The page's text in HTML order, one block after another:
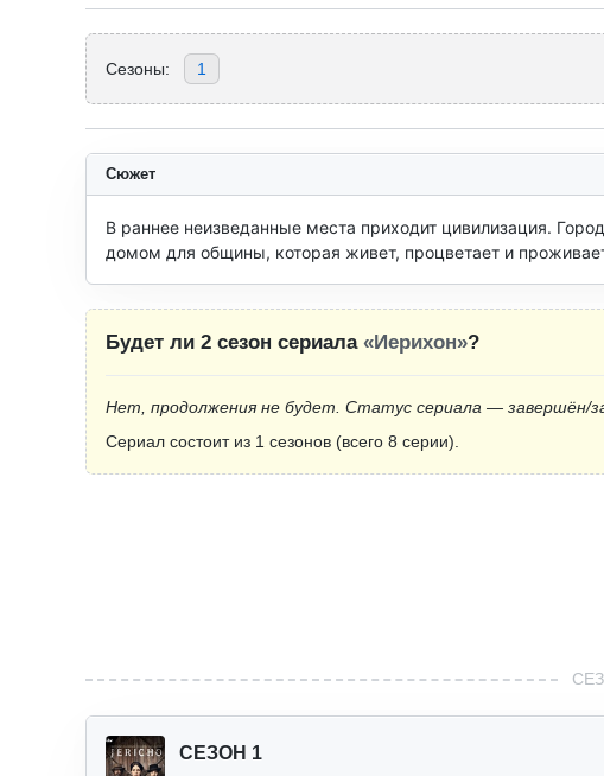
Сезоны: 1
Сюжет
В раннее неизведанные места приходит цивилизация.
домом для общины, которая живет, процветает и
Будет ли 2 сезон сериала «Иерихон»?
Нет, продолжения не будет. Статус сериала — завершён/
Сериал состоит из 1 сезонов (всего 8 серии).
СЕЗОН 1